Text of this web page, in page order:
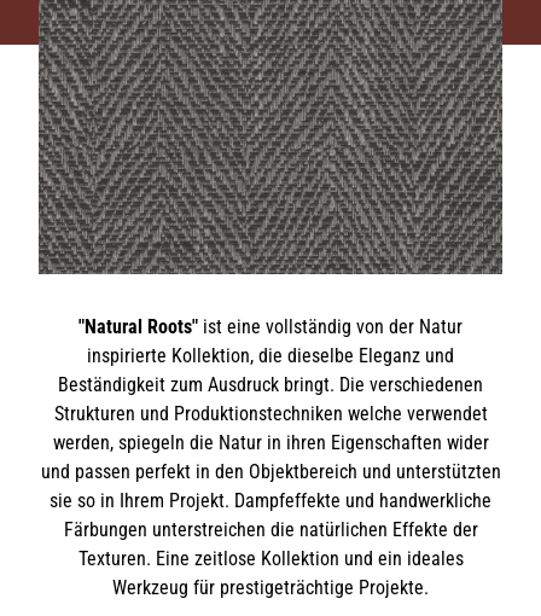
"Natural Roots" ist eine vollständig von der Natur
inspirierte Kollektion, die dieselbe Eleganz und
Beständigkeit zum Ausdruck bringt. Die verschiedenen
Strukturen und Produktionstechniken welche verwendet
werden, spiegeln die Natur in ihren Eigenschaften wider
und passen perfekt in den Objektbereich und unterstützten
sie so in Ihrem Projekt. Dampfeffekte und handwerkliche
Färbungen unterstreichen die natürlichen Effekte der
Texturen. Eine zeitlose Kollektion und ein ideales
Werkzeug für prestigeträchtige Projekte.